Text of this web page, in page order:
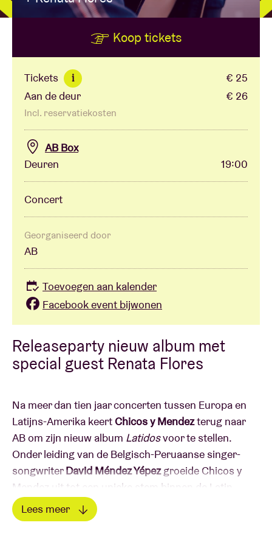
BRDCST
ABtv
Concertcheque
Over AB
Contact
Releaseparty nieuw album met
special guest Renata Flores
Na meer dan tien jaar concerten tussen Europa en
Latijns-Amerika keertChicos y Mendezterug naar
AB om zijn nieuw album Latidosvoor te stellen.
Onder leiding van de Belgisch-Peruaanse singer-
songwriterDavid Méndez Yépezgroeide Chicos y
Mendez uit tot een unieke stem binnen de Latin
alternative pop. Warme en verbindende muziek,
gedragen door liedjes die vertellen over wat er
Lees meer
Koop tickets
Tickets i
€ 25
Aan de deur
€ 26
Incl. reservatiekosten
AB Box
Deuren
19:00
Concert
Georganiseerd door
AB
Toevoegen aan kalender
Facebook event bijwonen